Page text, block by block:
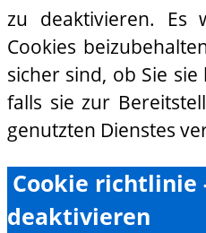
zu deaktivieren. Es
Cookies
sicher sind, ob Sie
falls sie zur
genutzten Dienstes
Cookie richtlinie
deaktivieren